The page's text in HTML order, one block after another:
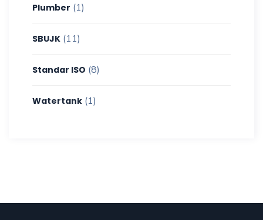
Plumber (1)
SBUJK (11)
Standar ISO (8)
Watertank (1)